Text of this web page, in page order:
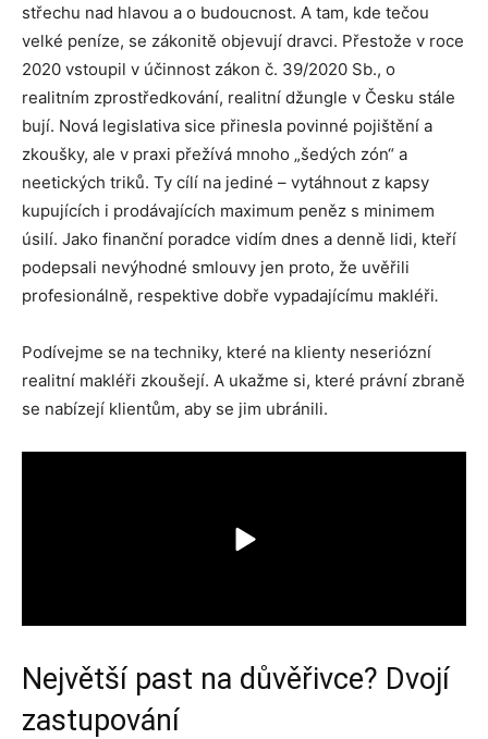
střechu nad hlavou a o budoucnost. A tam, kde tečou
velké peníze, se zákonitě objevují dravci. Přestože v roce
2020 vstoupil v účinnost zákon č. 39/2020 Sb., o
realitním zprostředkování, realitní džungle v Česku stále
bují. Nová legislativa sice přinesla povinné pojištění a
zkoušky, ale v praxi přežívá mnoho „šedých zón“ a
neetických triků. Ty cílí na jediné – vytáhnout z kapsy
kupujících i prodávajících maximum peněz s minimem
úsilí. Jako finanční poradce vidím dnes a denně lidi, kteří
podepsali nevýhodné smlouvy jen proto, že uvěřili
profesionálně, respektive dobře vypadajícímu makléři.
Podívejme se na techniky, které na klienty neseriózní
realitní makléři zkoušejí. A ukažme si, které právní zbraně
se nabízejí klientům, aby se jim ubránili.
Největší past na důvěřivce? Dvojí
zastupování